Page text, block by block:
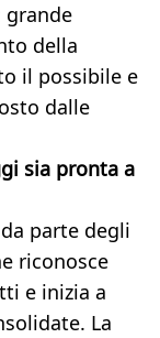
grande
della
il possibile e
dalle
sia pronta a
parte degli
riconosce
e inizia a
La